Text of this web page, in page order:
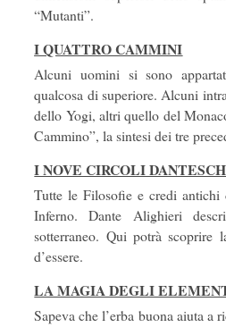
“Mutanti”.
I QUATTRO CAMMINI
Alcuni uomini si sono
qualcosa di superiore. Alcuni
dello Yogi, altri quello del
Cammino”, la sintesi dei tre
I NOVE CIRCOLI
Tutte le Filosofie e credi antichi
Inferno. Dante Alighieri
sotterraneo. Qui potrà
d’essere.
LA MAGIA DEGLI
Sapeva che l’erba buona aiuta a